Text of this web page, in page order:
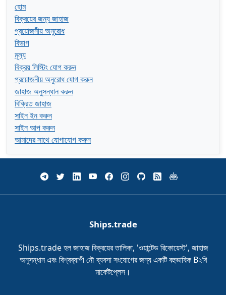
হোম
বিক্রয়ের জন্য জাহাজ
প্রয়োজনীয় অনুরোধ
বিভাগ
মূল্য
বিক্রয় লিস্টিং যোগ করুন
প্রয়োজনীয় অনুরোধ যোগ করুন
জাহাজ অনুসন্ধান করুন
বিক্রিত জাহাজ
সাইন ইন করুন
সাইন আপ করুন
আমাদের সাথে যোগাযোগ করুন
Ships.trade
Ships.trade হল জাহাজ বিক্রয়ের তালিকা, 'ওয়ান্টেড রিকোয়েস্ট', জাহাজ
অনুসন্ধান এবং বিশ্বব্যাপী নৌ ব্যবসা সংযোগের জন্য একটি বহুভাষিক B২বি
মার্কেটপ্লেস।